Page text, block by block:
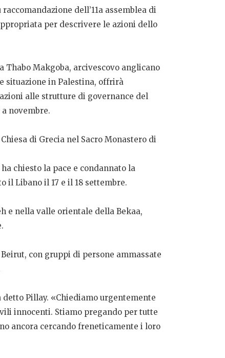
dell’11a assemblea di
per descrivere le azioni dello
Thabo Makgoba, arcivescovo anglicano
situazione in Palestina, offrirà
alle strutture di governance del
novembre.
di Grecia nel Sacro Monastero di
chiesto la pace e condannato la
il Libano il 17 e il 18 settembre.
e nella valle orientale della Bekaa,
con gruppi di persone ammassate
Pillay. «Chiediamo urgentemente
innocenti. Stiamo pregando per tutte
ancora cercando freneticamente i loro